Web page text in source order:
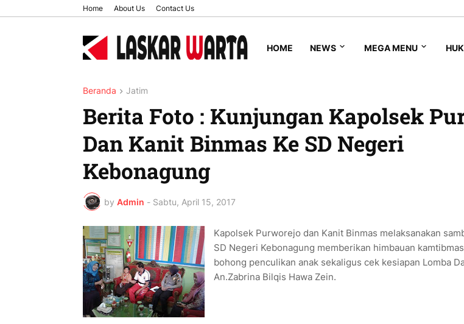
Home About Us Contact Us
HOME NEWS MEGA MENU
Beranda Jatim
Berita Foto : Kunjungan Kapolsek
Dan Kanit Binmas Ke SD Negeri
Kebonagung
by Admin - Sabtu, April 15, 2017
Kapolsek Purworejo dan Kanit Binmas melaksanakan
SD Negeri Kebonagung memberikan himbauan
bohong penculikan anak sekaligus cek kesiapan Lomba
An.Zabrina Bilqis Hawa Zein.